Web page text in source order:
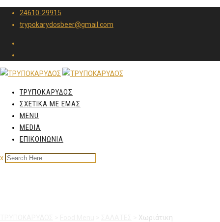
24610-29915
trypokarydosbeer@gmail.com
ΤΡΥΠΟΚΑΡΥΔΟΣ
ΣΧΕΤΙΚΑ ΜΕ ΕΜΑΣ
MENU
MEDIA
ΕΠΙΚΟΙΝΩΝΙΑ
x
Χωριάτικη